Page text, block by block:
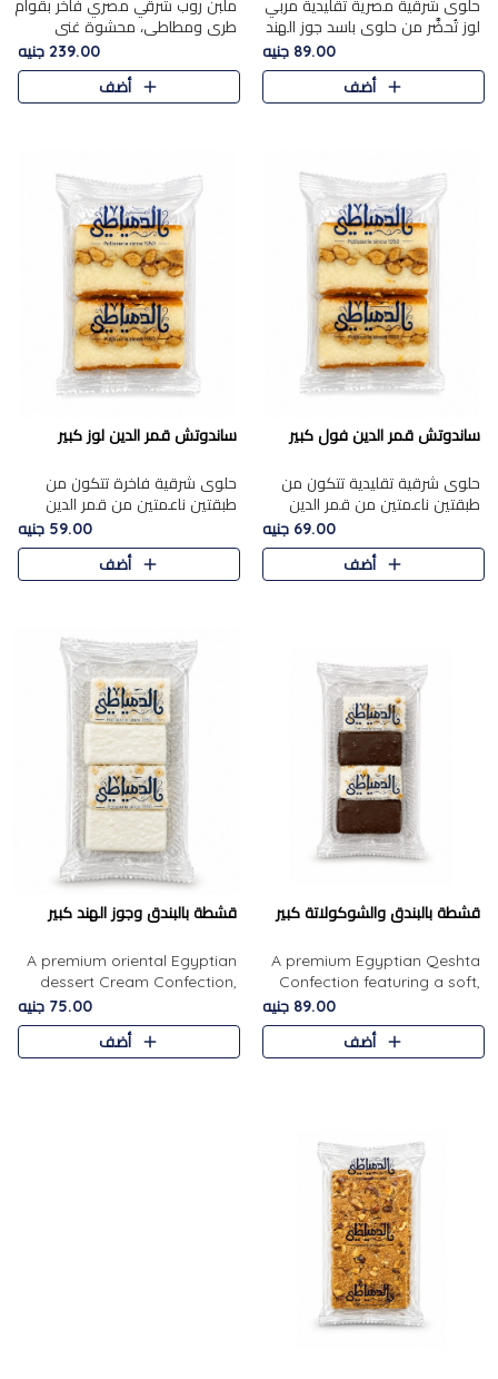
حلوى شرقية مصرية تقليدية مربي
لوز تُحضَّر من حلوى باسد جوز الهند
بقوام طري ومذاق غني، وتُزين
وتغطاه بقطع اللوز الفاخر التي
تضيف لمسة مميزة م..
89.00 جنيه
أضف
ملبن روب شرقي مصري فاخر بقوام
طري ومطاطي، محشوة غني
بسخاء بقطع عين الجمل واللوز
الفاخر التي تضيف قرمشة مميزة
ومرضية ونكهة ناتي غنية في كل
239.00 جنيه
أضف
ساندوتش قمر الدين فول كبير
حلوى شرقية تقليدية تتكون من
طبقتين ناعمتين من قمر الدين
الفاخر، تتوسطهما حشوة غنية من
الفول السوداني المحمص، لتجمع
بين حلاوة المشمش الطبيعية..
69.00 جنيه
أضف
ساندوتش قمر الدين لوز كبير
حلوى شرقية فاخرة تتكون من
طبقتين ناعمتين من قمر الدين
الفاخر، تتوسطهما حشوة غنية من
اللوز المحمص لتمنح مزيجًا متوازنًا
من النعومة والقرمشة. ..
59.00 جنيه
أضف
قشطة بالبندق والشوكولاتة كبير
A premium Egyptian Qeshta
Confection featuring a soft,
creamy texture paired with a
rich layer of premium
chocolate and the distinctive
89.00 جنيه
أضف
قشطة بالبندق وجوز الهند كبير
A premium oriental Egyptian
dessert Cream Confection,
featuring a soft, creamy
texture and the distinctive
flavor of roasted hazelnuts.
75.00 جنيه
أضف